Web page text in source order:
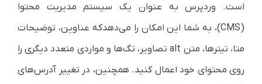
است. وردپرس به عنوان یک سیستم مدیریت محتوا
(CMS)، به شما این امکان را می‌دهدکه عناوین، توضیحات
متا، تیترها، متن alt تصاویر، تگ‌ها و مواردی متعدد دیگری را
روی محتوای خود اعمال کنید. همچنین، در تغییر آدرس‌های